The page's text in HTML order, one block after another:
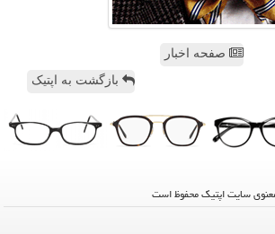
صفحه اخبار
بازگشت به اپتیک